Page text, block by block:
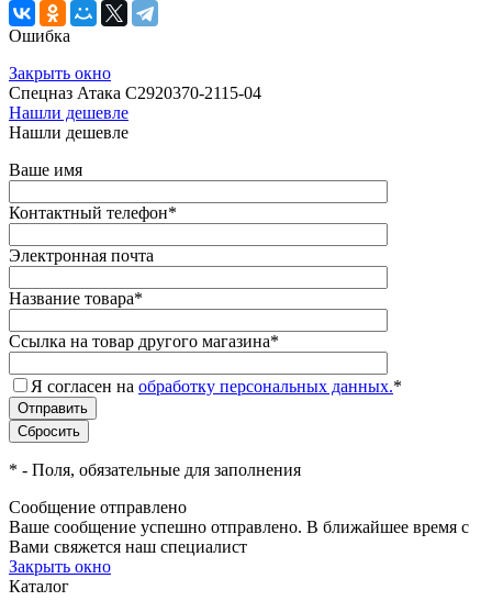
Ошибка
Закрыть окно
Спецназ Атака С2920370-2115-04
Нашли дешевле
Нашли дешевле
Ваше имя
Контактный телефон*
Электронная почта
Название товара*
Ссылка на товар другого магазина*
Я согласен на обработку персональных данных.*
* - Поля, обязательные для заполнения
Сообщение отправлено
Ваше сообщение успешно отправлено. В ближайшее время с
Вами свяжется наш специалист
Закрыть окно
Каталог